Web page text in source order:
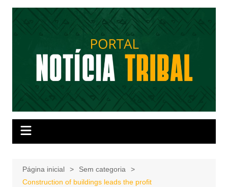
Página inicial
Sem categoria
Construction of buildings leads the profit